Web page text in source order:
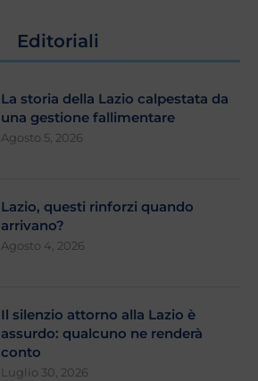
Editoriali
La storia della Lazio calpestata da
una gestione fallimentare
Agosto 5, 2026
Lazio, questi rinforzi quando
arrivano?
Agosto 4, 2026
Il silenzio attorno alla Lazio è
assurdo: qualcuno ne renderà
conto
Luglio 30, 2026